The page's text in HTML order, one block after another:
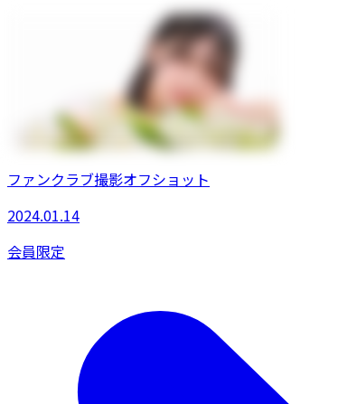
ファンクラブ撮影オフショット
2024.01.14
会員限定